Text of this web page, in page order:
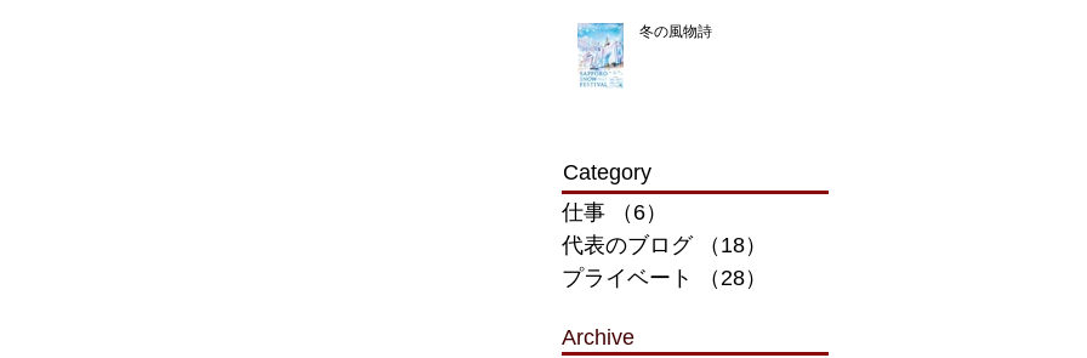
冬の風物詩
​Category
仕事
（6）
代表のブログ
（18）
プライベート
（28）
Archive